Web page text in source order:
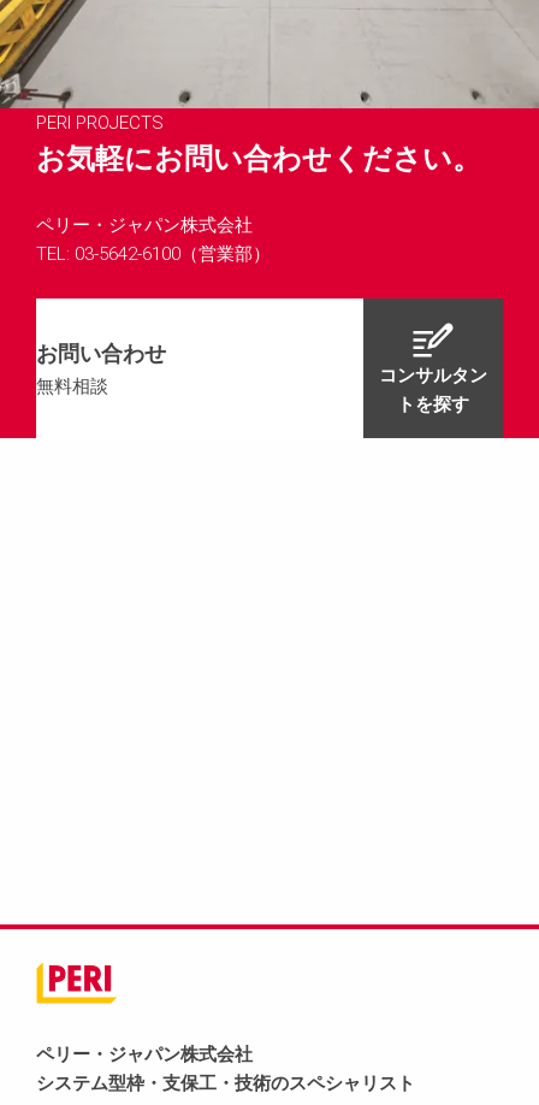
PERI PROJECTS
お気軽にお問い合わせください。
ペリー・ジャパン株式会社
TEL: 03-5642-6100（営業部）
お問い合わせ
無料相談
コンサルタン
トを探す
ペリー・ジャパン株式会社
システム型枠・支保工・技術のスペシャリスト